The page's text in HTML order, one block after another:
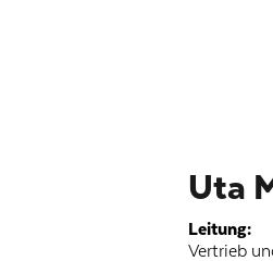
Uta
Leitung:
Vertrieb